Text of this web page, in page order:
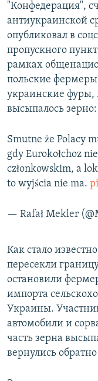
"Конфедерация",
антиукраинской
опубликовал в
пропускного
рамках
польские
украинские фуры,
высыпалось зерно:
Smutne że Polacy
gdy Eurokołchoz
członkowskim, a
to wyjścia nie ma.
— Rafał Mekler
Как стало
пересекли
остановили
импорта
Украины.
автомобили и
часть зерна
вернулись